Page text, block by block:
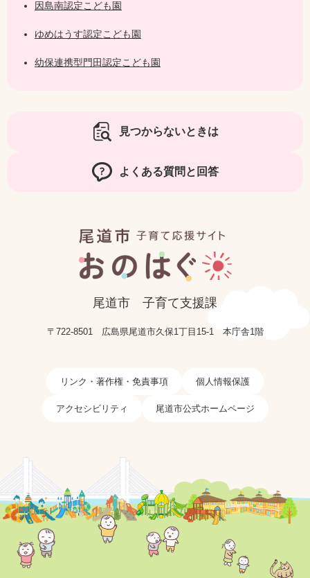
因島南認定こども園
ゆめはうす認定こども園
幼保連携型門田認定こども園
見つからないときは
よくある質問と回答
尾道市 子育て支援課
〒722-8501 広島県尾道市久保1丁目15-1 本庁舎1階
リンク・著作権・免責事項 個人情報保護
アクセシビリティ 尾道市公式ホームページ